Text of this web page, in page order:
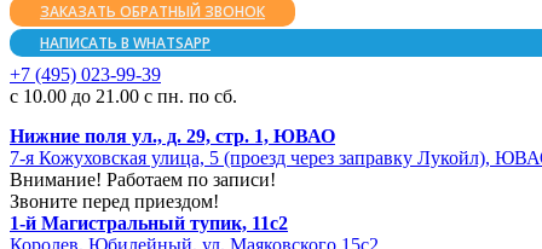
ЗАКАЗАТЬ ОБРАТНЫЙ ЗВОНОК
НАПИСАТЬ В WHATSAPP
+7 (495) 023-99-39
с 10.00 до 21.00 с пн. по сб.
Нижние поля ул., д. 29, стр. 1, ЮВАО
7-я Кожуховская улица, 5 (проезд через заправку Лукойл),
Внимание! Работаем по записи!
Звоните перед приездом!
1-й Магистральный тупик, 11с2
Королев, Юбилейный, ул. Маяковского 15с2